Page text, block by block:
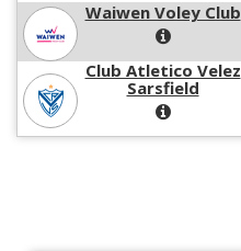
Waiwen Voley Club
Club Atletico Velez
Sarsfield